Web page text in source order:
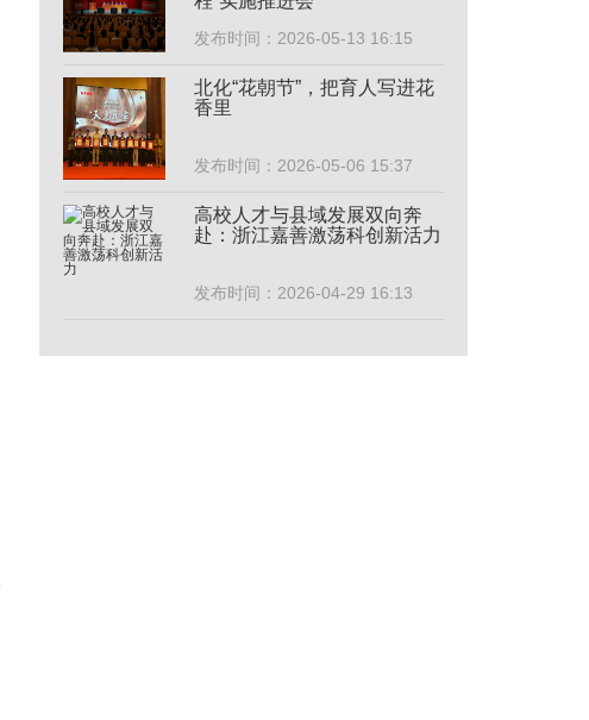
发布时间：2026-05-13 16:15
北化“花朝节”，把育人写进花
香里
发布时间：2026-05-06 15:37
高校人才与县域发展双向奔
赴：浙江嘉善激荡科创新活力
发布时间：2026-04-29 16:13